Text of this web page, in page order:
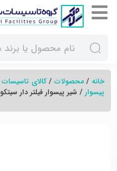
خانه / محصولات / کالای تاسیسات
پیسوار / شیر پیسوار فیلتر دار سیتکو